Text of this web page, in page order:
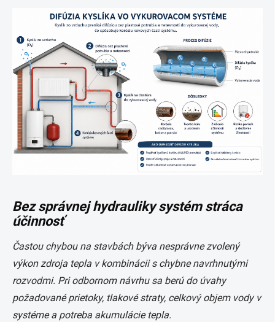
Bez správnej hydrauliky systém stráca
účinnosť
Častou chybou na stavbách býva nesprávne zvolený
výkon zdroja tepla v kombinácii s chybne navrhnutými
rozvodmi. Pri odbornom návrhu sa berú do úvahy
požadované prietoky, tlakové straty, celkový objem vody v
systéme a potreba akumulácie tepla.